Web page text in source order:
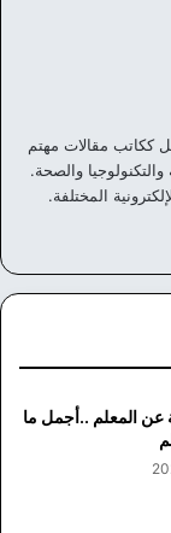
ككاتب مقالات مهتم
والتكنولوجيا والصحة.
المختلفة.
عن المعلم ..أجمل ما